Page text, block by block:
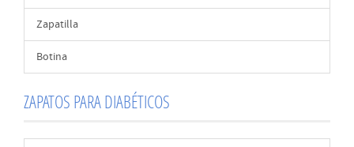
Zapatilla
Botina
ZAPATOS PARA DIABÉTICOS